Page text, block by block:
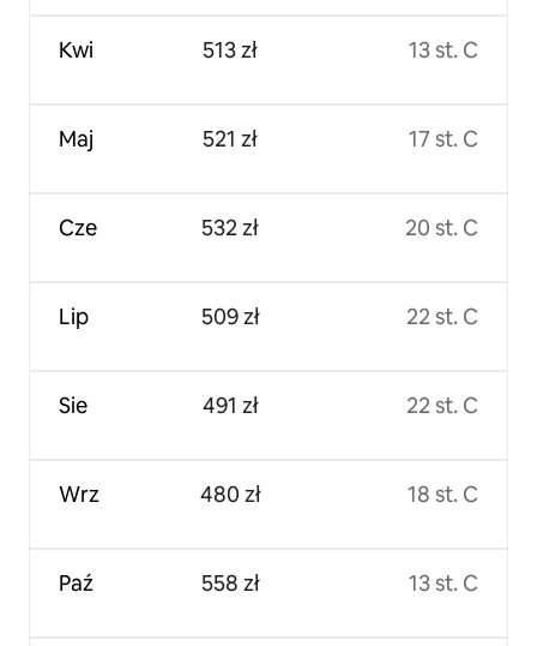
Kwi
Maj
Cze
Lip
Sie
Wrz
Paź
513 zł
521 zł
532 zł
509 zł
491 zł
480 zł
558 zł
13 st. C
17 st. C
20 st. C
22 st. C
22 st. C
18 st. C
13 st. C